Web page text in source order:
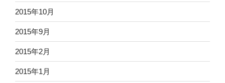
2015年10月
2015年9月
2015年2月
2015年1月